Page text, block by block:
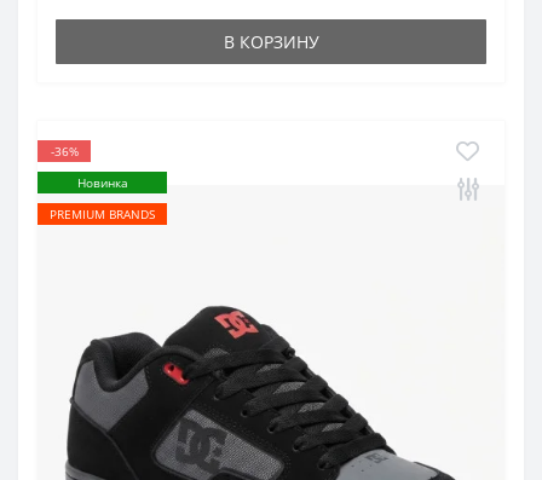
В КОРЗИНУ
-36%
Новинка
PREMIUM BRANDS